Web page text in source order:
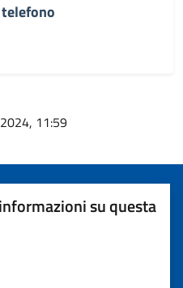
11:59
su questa